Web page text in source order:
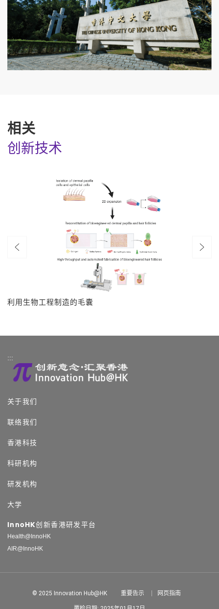
相关
创新技术
利用生物工程制造的毛囊
:::
关于我们
联络我们
香港科技
科研机构
研发机构
大学
InnoHK创新香港研发平台
Health@InnoHK
AIR@InnoHK
© 2025 Innovation Hub@HK 重要告示 网页指南